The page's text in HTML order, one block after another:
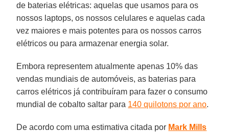
de baterias elétricas: aquelas que usamos para os
nossos laptops, os nossos celulares e aquelas cada
vez maiores e mais potentes para os nossos carros
elétricos ou para armazenar energia solar.
Embora representem atualmente apenas 10% das
vendas mundiais de automóveis, as baterias para
carros elétricos já contribuíram para fazer o consumo
mundial de cobalto saltar para 140 quilotons por ano.
De acordo com uma estimativa citada por Mark Mills